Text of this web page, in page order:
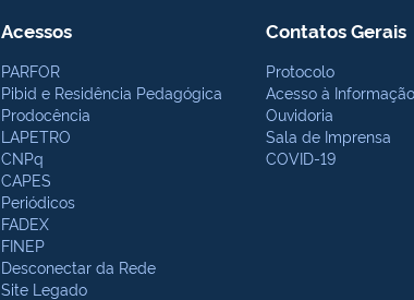
Acessos
PARFOR
Pibid e Residência Pedagógica
Prodocência
LAPETRO
CNPq
CAPES
Periódicos
FADEX
FINEP
Desconectar da Rede
Site Legado
Contatos Gerais
Protocolo
Acesso à Informação
Ouvidoria
Sala de Imprensa
COVID-19